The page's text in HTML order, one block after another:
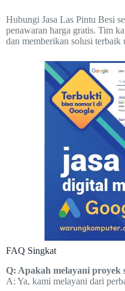
Hubungi Jasa Las Pintu Besi
penawaran harga gratis. Tim
dan memberikan solusi terbaik
FAQ Singkat
Q: Apakah melayani proyek
A: Ya, kami melayani dari